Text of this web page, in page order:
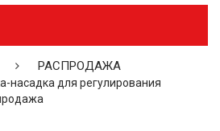
РАСПРОДАЖА
насадка для регулирования